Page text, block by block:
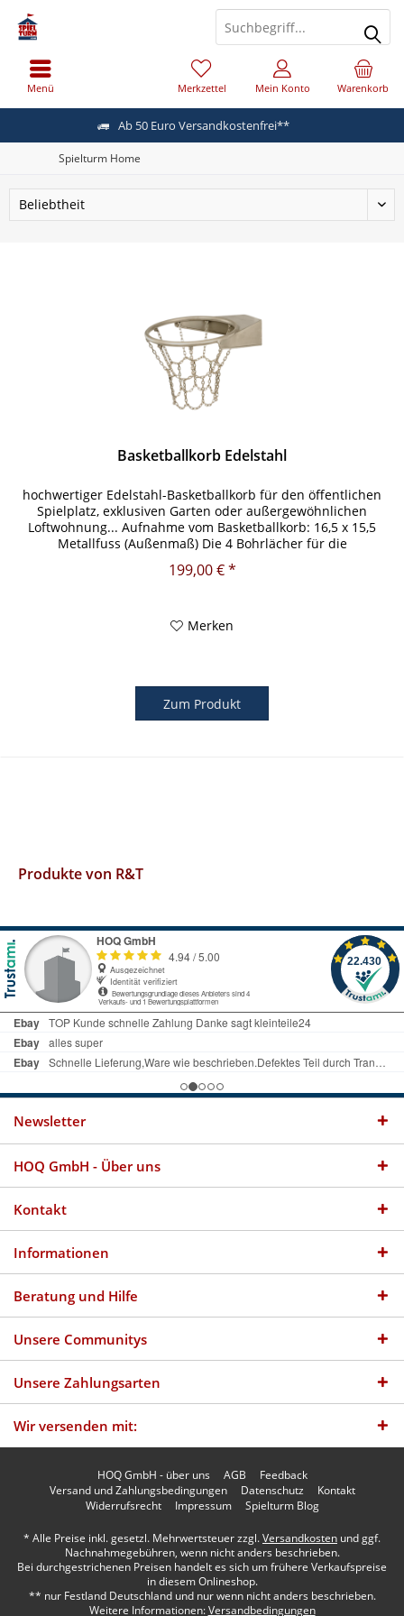
Ab 50 Euro Versandkostenfrei**
Menü Warenkorb
Merkzettel Mein Konto
Spielturm Home
Basketballkorb Edelstahl
hochwertiger Edelstahl-Basketballkorb für den öffentlichen
Spielplatz, exklusiven Garten oder außergewöhnlichen
Loftwohnung... Aufnahme vom Basketballkorb: 16,5 x 15,5
Metallfuss (Außenmaß) Die 4 Bohrlächer für die
Verschraubung,...
199,00 € *
Merken
Zum Produkt
Produkte von R&T
Newsletter
HOQ GmbH - Über uns
Kontakt
Informationen
Beratung und Hilfe
Unsere Communitys
Unsere Zahlungsarten
Wir versenden mit:
HOQ GmbH - über uns AGB
Feedback
Versand und Zahlungsbedingungen
Datenschutz
Kontakt
Widerrufsrecht
Impressum Spielturm Blog
* Alle Preise inkl. gesetzl. Mehrwertsteuer zzgl.Versandkosten und ggf.
Nachnahmegebühren, wenn nicht anders beschrieben.
Bei durchgestrichenen Preisen handelt es sich um frühere Verkaufspreise
in diesem Onlineshop.
** nur Festland Deutschland und nur wenn nicht anders beschrieben.
Weitere Informationen:Versandbedingungen